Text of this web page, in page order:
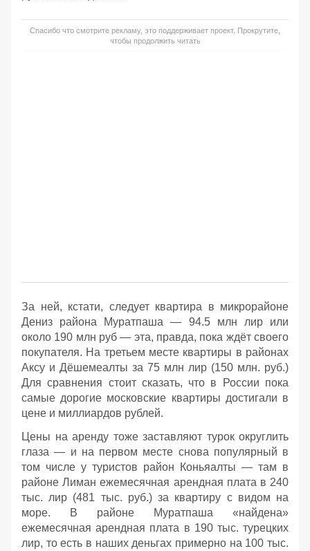
Спасибо что смотрите рекламу, это поддерживает проект. Прокрутите,
чтобы продолжить читать
За ней, кстати, следует квартира в микрорайоне
Дениз района Муратпаша — 94.5 млн лир или
около 190 млн руб — эта, правда, пока ждёт своего
покупателя. На третьем месте квартиры в районах
Аксу и Дёшемеалты за 75 млн лир (150 млн. руб.)
Для сравнения стоит сказать, что в России пока
самые дорогие московские квартиры достигали в
цене и миллиардов рублей.
Цены на аренду тоже заставляют турок округлить
глаза — и на первом месте снова популярный в
том числе у туристов район Коньяалты — там в
районе Лиман ежемесячная арендная плата в 240
тыс. лир (481 тыс. руб.) за квартиру с видом на
море. В районе Муратпаша «найдена»
ежемесячная арендная плата в 190 тыс. турецких
лир, то есть в наших деньгах примерно на 100 тыс.